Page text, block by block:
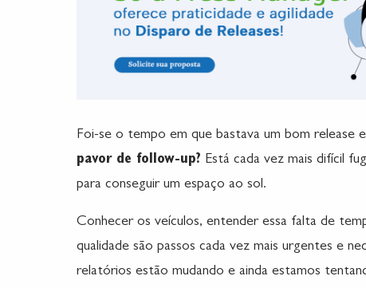
Foi-se o tempo em que bastava um bom release
pavor de follow-up? Está cada vez mais difícil
para conseguir um espaço ao sol.
Conhecer os veículos, entender essa falta de
qualidade são passos cada vez mais urgentes e
relatórios estão mudando e ainda estamos